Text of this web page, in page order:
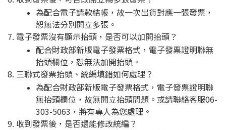
為配合電子請款結帳，故一次出貨對應一張發票，
恕無法分別開立多張。
7. 電子發票沒有顯示抬頭，是否可以加開抬頭？
配合財政部新版電子發票格式，電子發票證明聯無
抬頭欄位，恕無法加開抬頭。
8. 三聯式發票抬頭、統編填錯如何處理？
為配合財政部新版電子發票格式，電子發票證明聯
無抬頭欄位，故無開立抬頭問題。或請聯絡客服06-
303-5063，將有專人為您處理。
9. 收到發票後，是否還能修改統編？